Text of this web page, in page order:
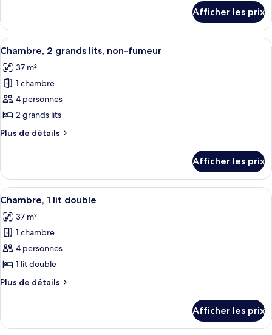
Chambre,
très
grand
lit,
non-
fumeur
Chambre,
très
lit,
non-
fumeur
Afficher les prix
Afficher
toutes
les
photos
pour
ce
type
de
Chambre,
grands
lits,
non-
fumeur
Une chambre d’hôtel avec deux lits,
5
Chambre, 2 grands lits, non-fumeur
37 m²
1 chambre
4 personnes
2 grands lits
Plus de détails
Plus
Chambre,
grands
non-
fumeur
Afficher les prix
Afficher
toutes
les
photos
pour
ce
type
de
Chambre,
Une chambre d’hôtel avec deux lits,
6
Chambre, 1 lit double
37 m²
1 chambre
4 personnes
1 lit double
Plus de détails
Plus
Chambre,
Afficher les prix